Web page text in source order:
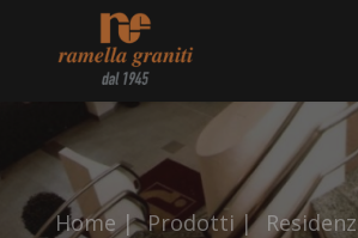
Home | Prodotti |